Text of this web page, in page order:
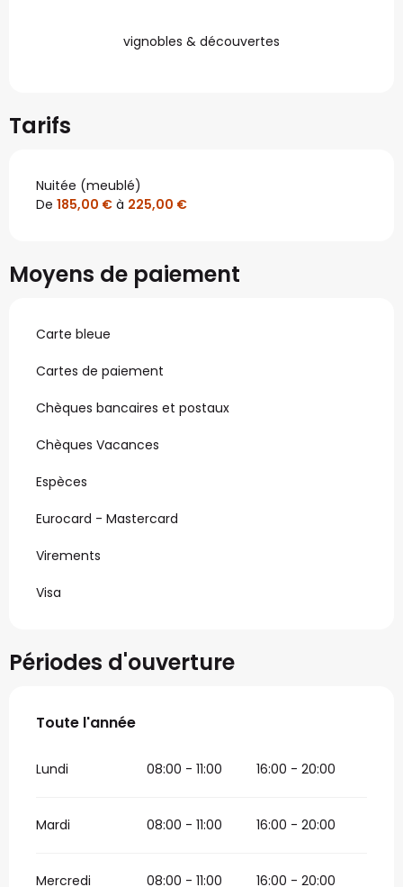
vignobles & découvertes
Tarifs
Nuitée (meublé)
De 185,00 € à 225,00 €
Moyens de paiement
Carte bleue
Cartes de paiement
Chèques bancaires et postaux
Chèques Vacances
Espèces
Eurocard - Mastercard
Virements
Visa
Périodes d'ouverture
Toute l'année
Toute l'année
Lundi 08:00 - 11:00 16:00 - 20:00
Mardi 08:00 - 11:00 16:00 - 20:00
Mercredi 08:00 - 11:00 16:00 - 20:00